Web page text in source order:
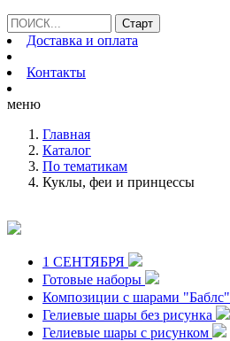
Доставка и оплата
Контакты
меню
Главная
Каталог
По тематикам
Куклы, феи и принцессы
1 СЕНТЯБРЯ
Готовые наборы
Композиции с шарами "Баблс"
Гелиевые шары без рисунка
Гелиевые шары с рисунком